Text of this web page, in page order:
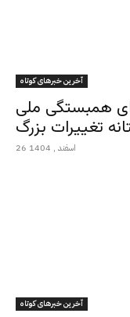
آخرین خبرهای کوتاه
همبستگی ملی
تغییرات بزرگ
26 اسفند , 1404
آخرین خبرهای کوتاه